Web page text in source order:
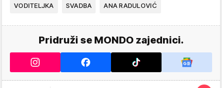
VODITELJKA SVADBA ANA RADULOVIĆ
Pridruži se MONDO zajednici.